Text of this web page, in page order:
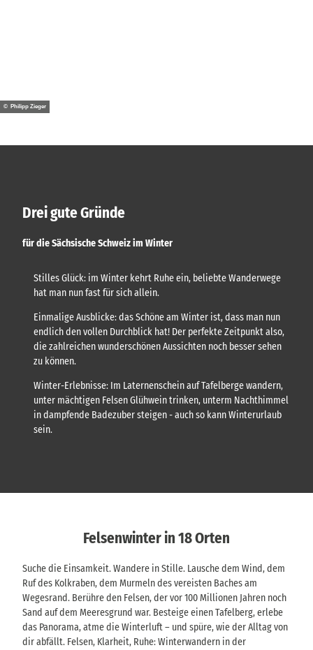
l
l
n
e
a
i
© Be
rggas
© Philipp Zieger
Drei gute Gründe
für die Sächsische Schweiz im Winter
Stilles Glück: im Winter kehrt Ruhe ein, beliebte Wanderwege
hat man nun fast für sich allein.
Einmalige Ausblicke: das Schöne am Winter ist, dass man nun
endlich den vollen Durchblick hat! Der perfekte Zeitpunkt also,
die zahlreichen wunderschönen Aussichten noch besser sehen
zu können.
Winter-Erlebnisse: Im Laternenschein auf Tafelberge wandern,
unter mächtigen Felsen Glühwein trinken, unterm Nachthimmel
in dampfende Badezuber steigen - auch so kann Winterurlaub
sein.
Felsenwinter in 18 Orten
Suche die Einsamkeit. Wandere in Stille. Lausche dem Wind, dem
Ruf des Kolkraben, dem Murmeln des vereisten Baches am
Wegesrand. Berühre den Felsen, der vor 100 Millionen Jahren noch
Sand auf dem Meeresgrund war. Besteige einen Tafelberg, erlebe
das Panorama, atme die Winterluft – und spüre, wie der Alltag von
dir abfällt. Felsen, Klarheit, Ruhe: Winterwandern in der